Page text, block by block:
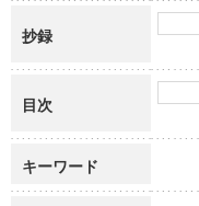
抄録
目次
キーワード